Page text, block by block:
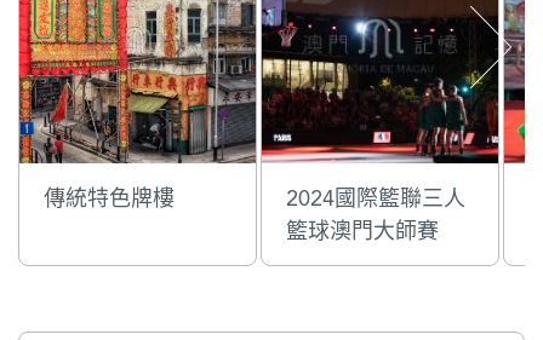
傳統特色牌樓
2024國際籃聯三人
籃球澳門大師賽